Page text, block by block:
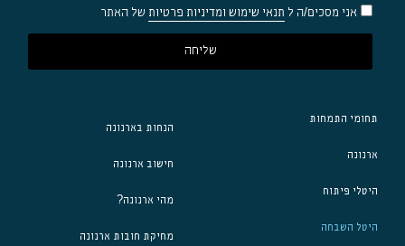
אני מסכים/ה ל תנאי שימוש ומדיניות פרטיות של האתר
שליחה
תחומי התמחות
ארנונה
היטלי פיתוח
היטל השבחה
הנחות בארנונה
חישוב ארנונה
מהי ארנונה?
מחיקת חובות ארנונה